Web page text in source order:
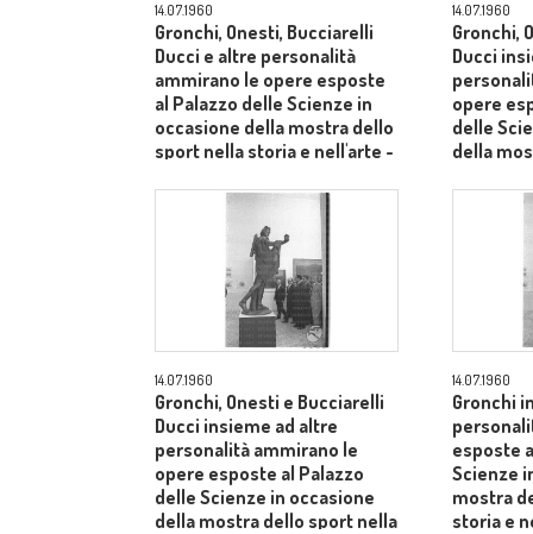
14.07.1960
Gronchi, Onesti, Bucciarelli
Ducci e altre personalità
ammirano le opere esposte
al Palazzo delle Scienze in
occasione della mostra dello
sport nella storia e nell'arte -
14.07.1960
Gronchi,
Ducci
opere
delle
della
14.07.1960
Gronchi, Onesti e Bucciarelli
Ducci insieme ad altre
personalità ammirano le
opere esposte al Palazzo
delle Scienze in occasione
della mostra dello sport nella
14.07.1960
Gronchi
esposte
Scienze
mostra
storia e